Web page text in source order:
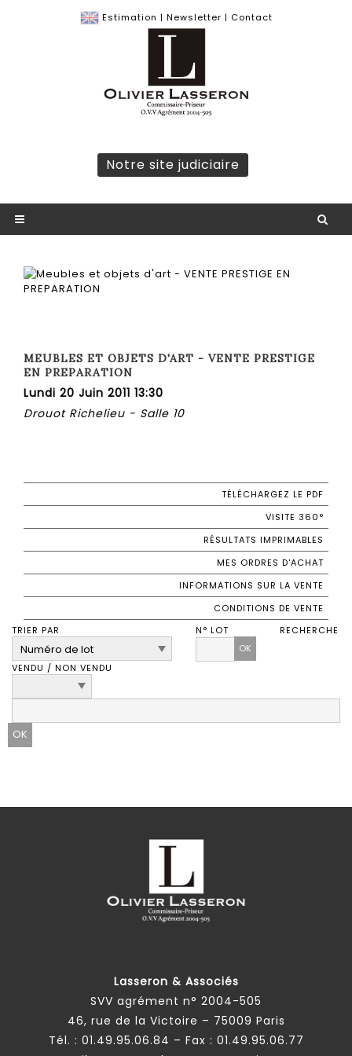
Estimation | Newsletter | Contact
Notre site judiciaire
MEUBLES ET OBJETS D'ART - VENTE PRESTIGE
EN PREPARATION
Lundi 20 Juin 2011 13:30
Drouot Richelieu - Salle 10
TÉLÉCHARGEZ LE PDF
VISITE 360°
RÉSULTATS IMPRIMABLES
MES ORDRES D'ACHAT
INFORMATIONS SUR LA VENTE
CONDITIONS DE VENTE
TRIER PAR
N° LOT
OK
VENDU / NON VENDU
RECHERCHE
Lasseron & Associés
SVV agrément n° 2004-505
46, rue de la Victoire – 75009 Paris
Tél. : 01.49.95.06.84 – Fax : 01.49.95.06.77